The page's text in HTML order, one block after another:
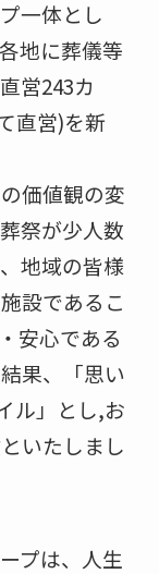
一体とし
地に葬儀等
営243カ
直営)を新
価値観の変
祭が少人数
地域の皆様
設であるこ
安心である
果、「思い
ル」とし,お
いたしまし
プは、人生